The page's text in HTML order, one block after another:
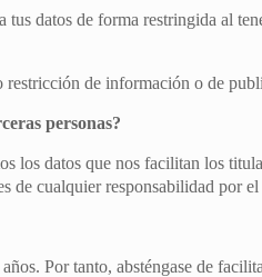
tus datos de forma restringida al
de información o de
personas?
los datos que nos facilitan los
de cualquier responsabilidad por
Por tanto, absténgase de